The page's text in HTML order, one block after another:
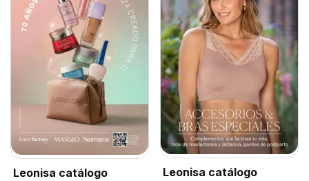
Leonisa catálogo
Leonisa catálogo